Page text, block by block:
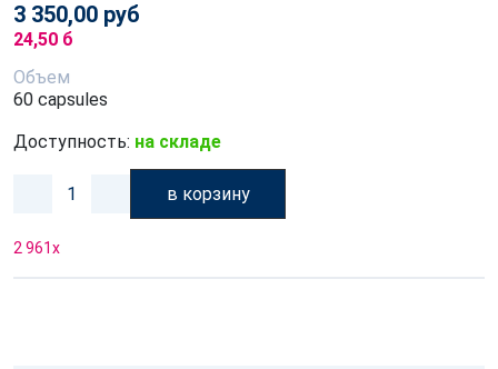
3 350,00 руб
24,50 б
Объем
60 capsules
Доступность: на складе
в корзину
2 961x